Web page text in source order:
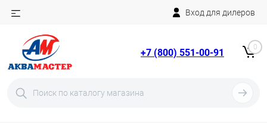
Вход для дилеров
+7 (800) 551-00-91 0